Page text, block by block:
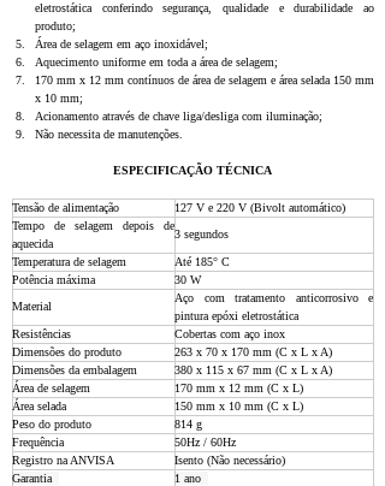
eletrostática conferindo segurança, qualidade e durabilidade ao
produto;
Área de selagem em aço inoxidável;
Aquecimento uniforme em toda a área de selagem;
170 mm x 12 mm contínuos de área de selagem e área selada 150 mm
x 10 mm;
Acionamento através de chave liga/desliga com iluminação;
Não necessita de manutenções.
ESPECIFICAÇÃO TÉCNICA
Tensão de alimentação
127 V e 220 V (Bivolt automático)
Tempo de selagem depois de
aquecida
3 segundos
Temperatura de selagem
Até 185° C
Potência máxima
30 W
Material
Aço com tratamento anticorrosivo e
pintura epóxi eletrostática
Resistências
Cobertas com aço inox
Dimensões do produto
263 x 70 x 170 mm (C x L x A)
Dimensões da embalagem
380 x 115 x 67 mm (C x L x A)
Área de selagem
170 mm x 12 mm (C x L)
Área selada
150 mm x 10 mm (C x L)
Peso do produto
814 g
Frequência
50Hz / 60Hz
Registro na ANVISA
Isento (Não necessário)
Garantia
1 ano